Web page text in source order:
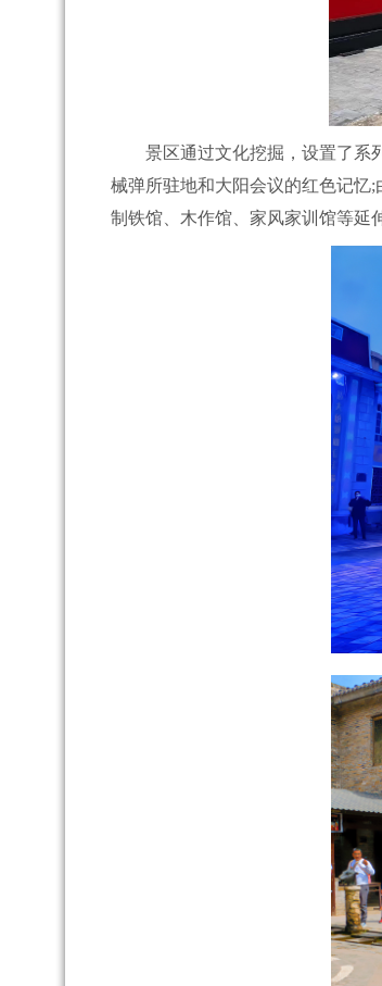
景区通过文化挖掘，设置了系列
械弹所驻地和大阳会议的红色记忆
制铁馆、木作馆、家风家训馆等延